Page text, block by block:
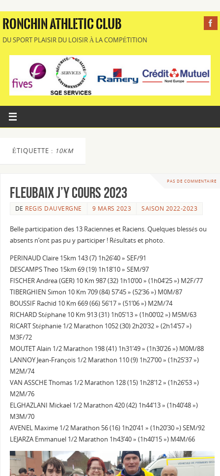
RONCHIN ATHLETIC CLUB
DU SPORT PLAISIR DU LOISIR À LA COMPÉTITION
ÉTIQUETTE : 10KM
PAS DE COMMENTAIRE
FLEUBAIX J’Y COURS 2023
DE REGIS DAUVERGNE 9 MARS 2023 SAISON 2022-2023
Belle participation des 13 Raciennes et Raciens. Quelques blessés ou
absents n’ont pas pu y participer ! Résultats et photo.
PERINAUD Claire 15km 143 (7) 1h26’40 » SEF/91
DESCAMPS Theo 15km 69 (19) 1h18’10 » SEM/97
FISCHER Andrea (GER) 10 Km 987 (32) 1h10’00 » (1h04’25 ») M2F/77
TIBERGHIEN Simon 10 Km 709 (84) 57’45 » (52’36 ») M0M/87
BOUSSIF Rachid 10 Km 669 (66) 56’17 » (51’06 ») M2M/74
RICHARD Stéphane 10 Km 913 (31) 1h05’13 » (1h00’02 ») M5M/63
RICART Stéphanie 1/2 Marathon 1052 (30) 2h20’32 » (2h14’57 »)
M3F/72
MOUTET Alain 1/2 Marathon 198 (41) 1h31’49 » (1h30’26 ») M0M/88
LANNOY Jean-François 1/2 Marathon 110 (9) 1h27’00 » (1h25’37 »)
M2M/74
VAN ASSCHE Thomas 1/2 Marathon 128 (15) 1h28’12 » (1h26’53 »)
M2M/76
ELGHAZLANI Mickael 1/2 Marathon 420 (42) 1h44’13 » (1h40’48 »)
M3M/70
AVENEL Maxime 1/2 Marathon 56 (16) 1h20’41 » (1h20’30 ») SEM/92
LEJARZA Emmanuel 1/2 Marathon 1h43’40 » (1h40’15 ») M4M/66